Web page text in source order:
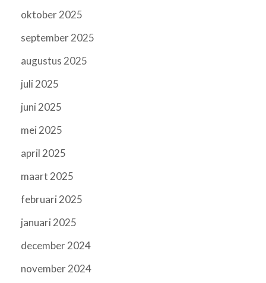
oktober 2025
september 2025
augustus 2025
juli 2025
juni 2025
mei 2025
april 2025
maart 2025
februari 2025
januari 2025
december 2024
november 2024